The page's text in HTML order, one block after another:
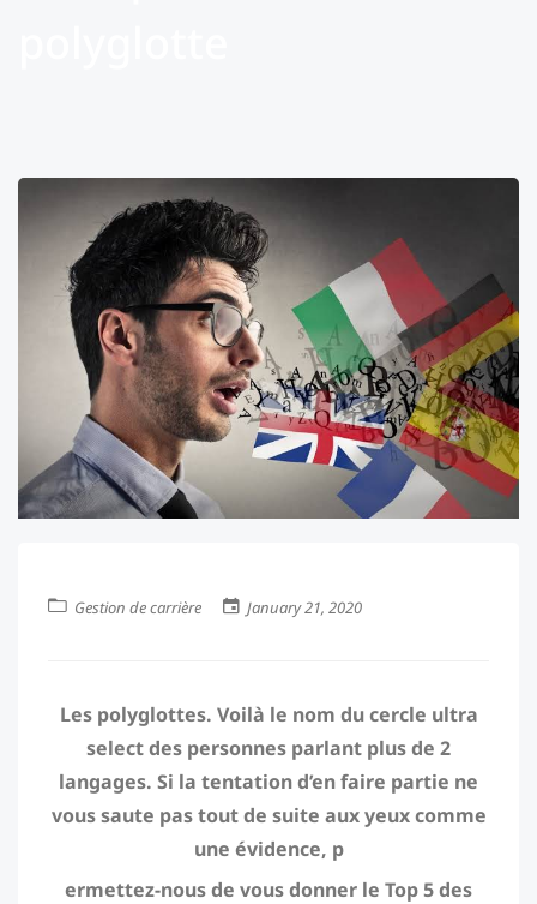
Gestion de carrière January 21, 2020
Les polyglottes. Voilà le nom du cercle ultra
select des personnes parlant plus de 2
langages. Si la tentation d’en faire partie ne
vous saute pas tout de suite aux yeux comme
une évidence, p
ermettez-nous de vous donner le Top 5 des